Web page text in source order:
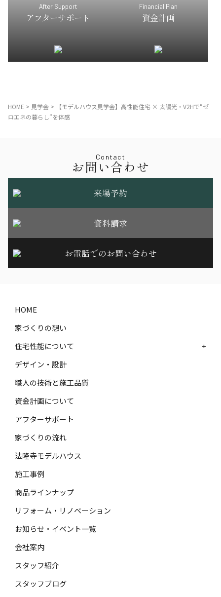
After Support
アフターサポート
Financial Plan
資金計画
HOME > 見学会 >
【モデルハウス見学会】高性能住宅 × 太陽光・V2Hで“ゼ
ロエネの暮らし”を体感
Contact
お問い合わせ
来場予約
資料請求
お電話でのお問い合わせ
HOME
家づくりの想い
住宅性能について
+
デザイン・設計
職人の技術と施工品質
資金計画について
アフターサポート
家づくりの流れ
法隆寺モデルハウス
施工事例
商品ラインナップ
リフォーム・リノベーション
お知らせ・イベント一覧
会社案内
スタッフ紹介
スタッフブログ